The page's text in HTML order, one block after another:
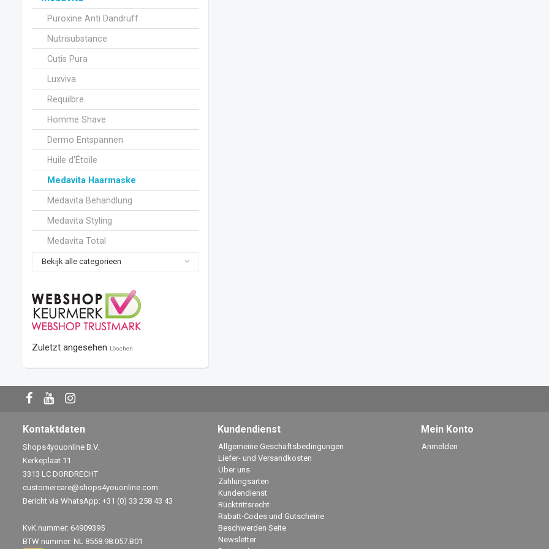
Puroxine Anti Dandruff
Nutrisubstance
Cutis Pura
Luxviva
Requilbre
Homme Shave
Dermo Entspannen
Huile d'Étoile
Medavita Haarmaske
Medavita Behandlung
Medavita Styling
Medavita Total
Bekijk alle categorieen
Zuletzt angesehen Löschen
Kontaktdaten
Shops4youonline B.V.
Kerkeplaat 11
3313 LC DORDRECHT
customercare@shops4youonline.com
Bericht via WhatsApp: +31 (0) 33 258 43 43
KvK nummer: 64909395
BTW nummer: NL 8558.98.057.B01
Kundendienst
Allgemeine Geschäftsbedingungen
Liefer- und Versandkosten
Über uns
Zahlungsarten
Kundendienst
Rücktrittsrecht
Rabatt-Codes und Gutscheine
Beschwerden Seite
Newsletter
Mein Konto
Anmelden